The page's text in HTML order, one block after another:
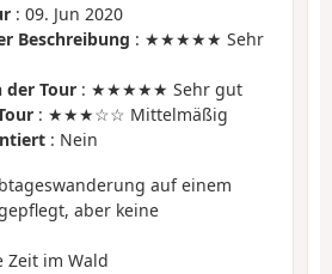
: 09. Jun 2020
Beschreibung : ★★★★★ Sehr
der Tour : ★★★★★ Sehr gut
: ★★★☆☆ Mittelmäßig
: Nein
auf einem
aber keine
Zeit im Wald